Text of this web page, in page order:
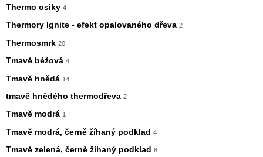
Thermo osiky 4
Thermory Ignite - efekt opalovaného dřeva 2
Thermosmrk 20
Tmavě béžová 4
Tmavě hnědá 14
tmavě hnědého thermodřeva 2
Tmavě modrá 1
Tmavě modrá, černě žíhaný podklad 4
Tmavě zelená, černě žíhaný podklad 8